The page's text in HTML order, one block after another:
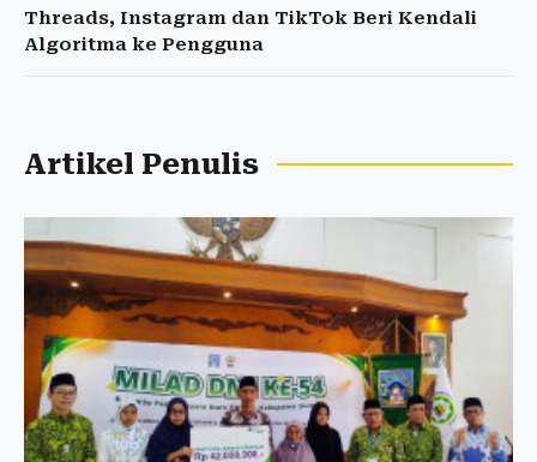
Threads, Instagram dan TikTok Beri Kendali
Algoritma ke Pengguna
Artikel Penulis